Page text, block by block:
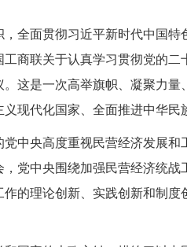
面贯彻习近平新时代中国特
商联关于认真学习贯彻党的
。这是一次高举旗帜、凝聚力
现代化国家、全面推进中华民
央高度重视民营经济发展和
党中央围绕加强民营经济统
的理论创新、实践创新和制